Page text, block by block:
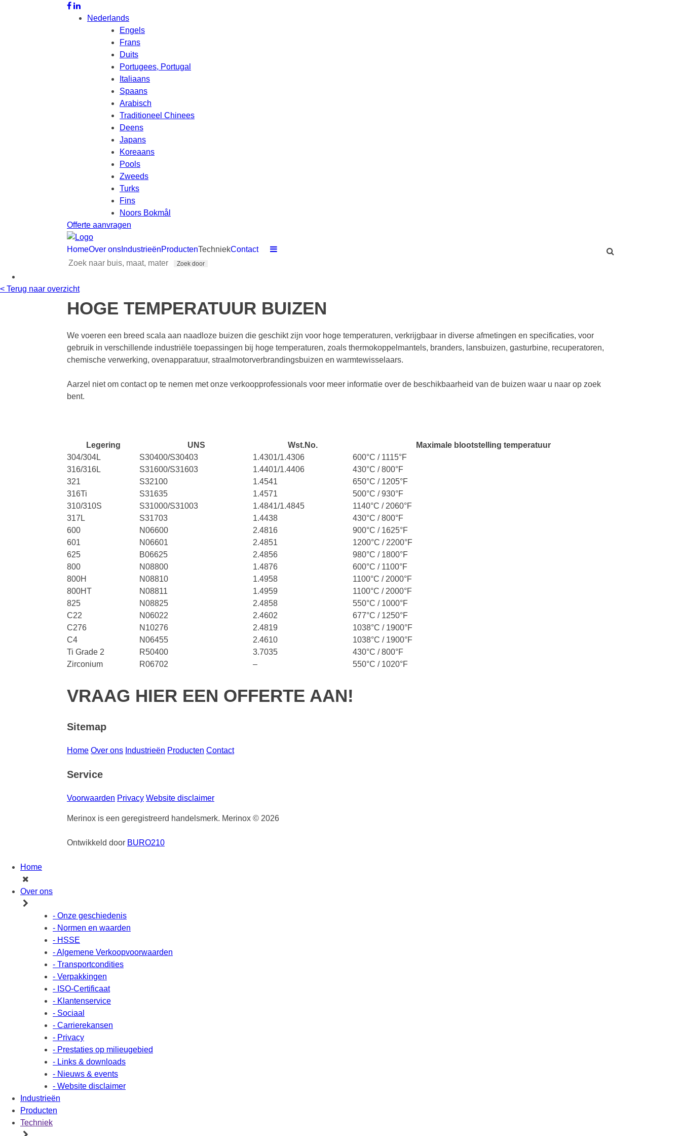
Nederlands
Engels
Frans
Duits
Portugees, Portugal
Italiaans
Spaans
Arabisch
Traditioneel Chinees
Deens
Japans
Koreaans
Pools
Zweeds
Turks
Fins
Noors Bokmål
Offerte aanvragen
HomeOver ons IndustrieënProductenTechniekContact
< Terug naar overzicht
HOGE TEMPERATUUR BUIZEN
We voeren een breed scala aan naadloze buizen die geschikt zijn voor hoge temperaturen, verkrijgbaar in diverse afmetingen en specificaties, voor
gebruik in verschillende industriële toepassingen bij hoge temperaturen, zoals thermokoppelmantels, branders, lansbuizen, gasturbine, recuperatoren,
chemische verwerking, ovenapparatuur, straalmotorverbrandingsbuizen en warmtewisselaars.
Aarzel niet om contact op te nemen met onze verkoopprofessionals voor meer informatie over de beschikbaarheid van de buizen waar u naar op zoek
bent.
Legering UNS Wst.No.
Maximale blootstelling temperatuur
304/304L
S30400/S30403 1.4301/1.4306
600°C / 1115°F
316/316L
S31600/S31603 1.4401/1.4406
430°C / 800°F
321
S32100 1.4541
650°C / 1205°F
316Ti
S31635 1.4571
500°C / 930°F
310/310S
S31000/S31003 1.4841/1.4845
1140°C / 2060°F
317L
S31703 1.4438
430°C / 800°F
600
N06600 2.4816
900°C / 1625°F
601
N06601 2.4851
1200°C / 2200°F
625
B06625 2.4856
980°C / 1800°F
800
N08800 1.4876
600°C / 1100°F
800H
N08810 1.4958
1100°C / 2000°F
800HT
N08811 1.4959
1100°C / 2000°F
825
N08825 2.4858
550°C / 1000°F
C22
N06022 2.4602
677°C / 1250°F
C276
N10276 2.4819
1038°C / 1900°F
C4
N06455 2.4610
1038°C / 1900°F
Ti Grade 2
R50400 3.7035
430°C / 800°F
Zirconium
R06702 – 550°C / 1020°F
VRAAG HIER EEN OFFERTE AAN!
Sitemap
Home Over ons Industrieën Producten Contact
Service
Voorwaarden Privacy Website disclaimer
Merinox is een geregistreerd handelsmerk. Merinox © 2026
Ontwikkeld door BURO210
Home
Over ons
- Onze geschiedenis
- Normen en waarden
- HSSE
- Algemene Verkoopvoorwaarden
- Transportcondities
- Verpakkingen
- ISO-Certificaat
- Klantenservice
- Sociaal
- Carrierekansen
- Privacy
- Prestaties op milieugebied
- Links & downloads
- Nieuws & events
- Website disclaimer
Industrieën
Producten
Techniek